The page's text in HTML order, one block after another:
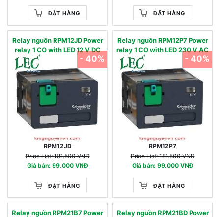
ĐẶT HÀNG ĐẶT HÀNG
Relay nguồn RPM12JD Power
relay 1 CO with LED 12 V DC
RPM12JD
Price List: 181.500 VNĐ
Giá bán: 99.000 VNĐ
ĐẶT HÀNG
- 40%
Relay nguồn RPM12P7 Power
relay 1 CO with LED 230 V AC
RPM12P7
Price List: 181.500 VNĐ
Giá bán: 99.000 VNĐ
ĐẶT HÀNG
- 40%
Relay nguồn RPM21B7 Power
Relay nguồn RPM21BD Power